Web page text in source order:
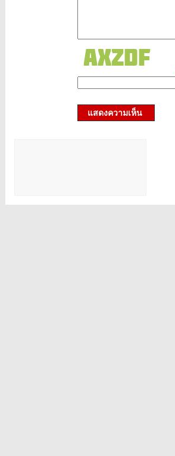
แสดงความเห็น